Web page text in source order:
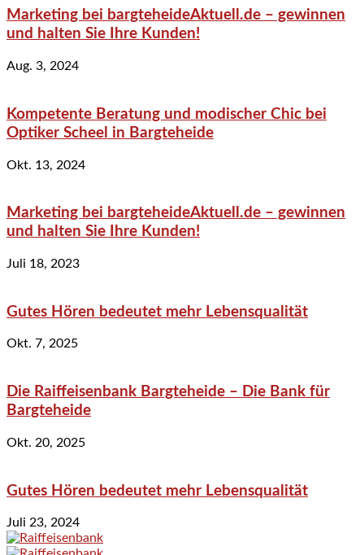
Marketing bei bargteheideAktuell.de – gewinnen
und halten Sie Ihre Kunden!
Aug. 3, 2024
Kompetente Beratung und modischer Chic bei
Optiker Scheel in Bargteheide
Okt. 13, 2024
Marketing bei bargteheideAktuell.de – gewinnen
und halten Sie Ihre Kunden!
Juli 18, 2023
Gutes Hören bedeutet mehr Lebensqualität
Okt. 7, 2025
Die Raiffeisenbank Bargteheide – Die Bank für
Bargteheide
Okt. 20, 2025
Gutes Hören bedeutet mehr Lebensqualität
Juli 23, 2024